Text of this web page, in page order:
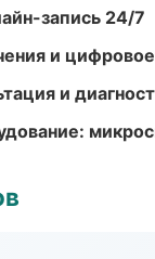
запись 24/7
и
и